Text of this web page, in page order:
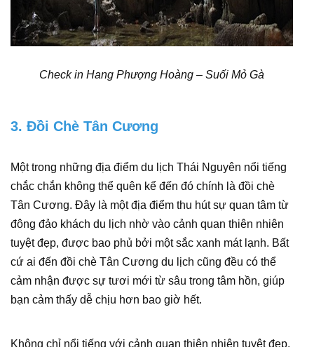
Check in Hang Phượng Hoàng – Suối Mỏ Gà
3. Đồi Chè Tân Cương
Một trong những địa điểm du lịch Thái Nguyên nổi tiếng
chắc chắn không thể quên kể đến đó chính là đồi chè
Tân Cương. Đây là một địa điểm thu hút sự quan tâm từ
đông đảo khách du lịch nhờ vào cảnh quan thiên nhiên
tuyệt đẹp, được bao phủ bởi một sắc xanh mát lạnh. Bất
cứ ai đến đồi chè Tân Cương du lịch cũng đều có thể
cảm nhận được sự tươi mới từ sâu trong tâm hồn, giúp
bạn cảm thấy dễ chịu hơn bao giờ hết.
Không chỉ nổi tiếng với cảnh quan thiên nhiên tuyệt đẹp,